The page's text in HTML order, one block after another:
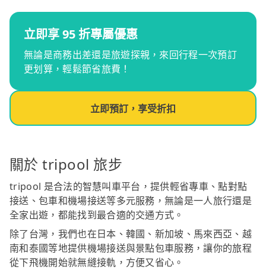
立即享 95 折專屬優惠
無論是商務出差還是旅遊探親，來回行程一次預訂
更划算，輕鬆節省旅費！
立即預訂，享受折扣
關於 tripool 旅步
tripool 是合法的智慧叫車平台，提供輕省專車、點對點
接送、包車和機場接送等多元服務，無論是一人旅行還是
全家出遊，都能找到最合適的交通方式。
除了台灣，我們也在日本、韓國、新加坡、馬來西亞、越
南和泰國等地提供機場接送與景點包車服務，讓你的旅程
從下飛機開始就無縫接軌，方便又省心。